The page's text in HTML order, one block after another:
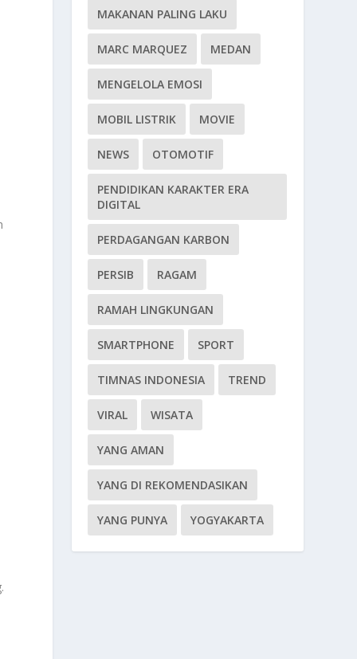
MAKANAN PALING LAKU
MARC MARQUEZ MEDAN
MENGELOLA EMOSI
MOBIL LISTRIK MOVIE
NEWS OTOMOTIF
PENDIDIKAN KARAKTER ERA
DIGITAL
PERDAGANGAN KARBON
PERSIB RAGAM
RAMAH LINGKUNGAN
SMARTPHONE SPORT
TIMNAS INDONESIA TREND
VIRAL WISATA
YANG AMAN
YANG DI REKOMENDASIKAN
YANG PUNYA YOGYAKARTA